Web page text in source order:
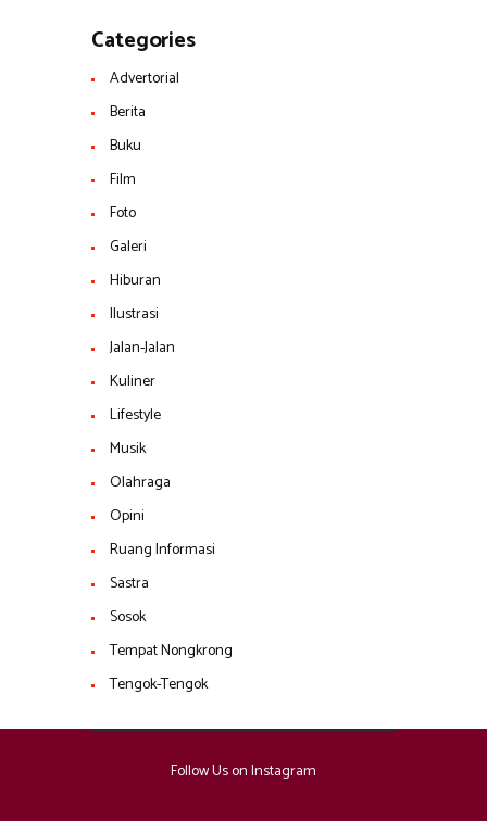
Categories
Advertorial
Berita
Buku
Film
Foto
Galeri
Hiburan
Ilustrasi
Jalan-Jalan
Kuliner
Lifestyle
Musik
Olahraga
Opini
Ruang Informasi
Sastra
Sosok
Tempat Nongkrong
Tengok-Tengok
Follow Us on Instagram